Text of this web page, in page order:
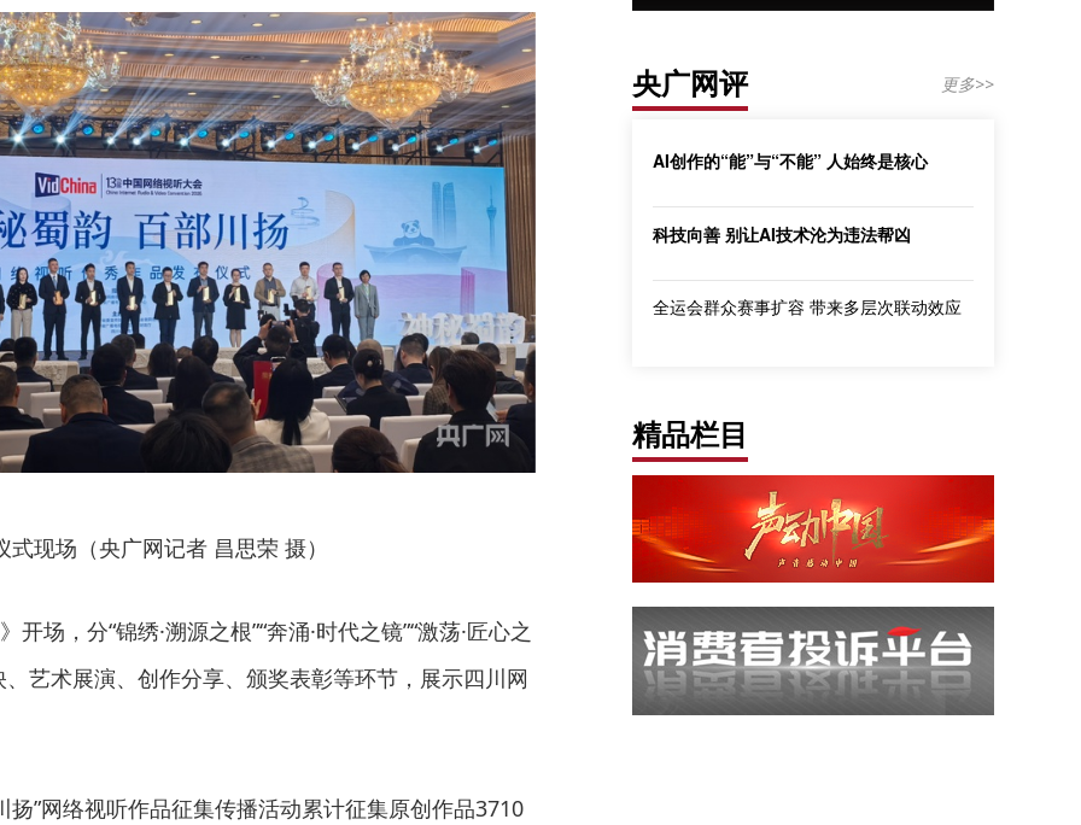
式现场（央广网记者 昌思荣 摄）
场，分“锦绣·溯源之根”“奔涌·时代之镜”“激荡·匠心之
艺术展演、创作分享、颁奖表彰等环节，展示四川网
扬”网络视听作品征集传播活动累计征集原创作品3710
央广网评 更多>>
AI创作的“能”与“不能” 人始终是核心
科技向善 别让AI技术沦为违法帮凶
全运会群众赛事扩容 带来多层次联动效应
精品栏目